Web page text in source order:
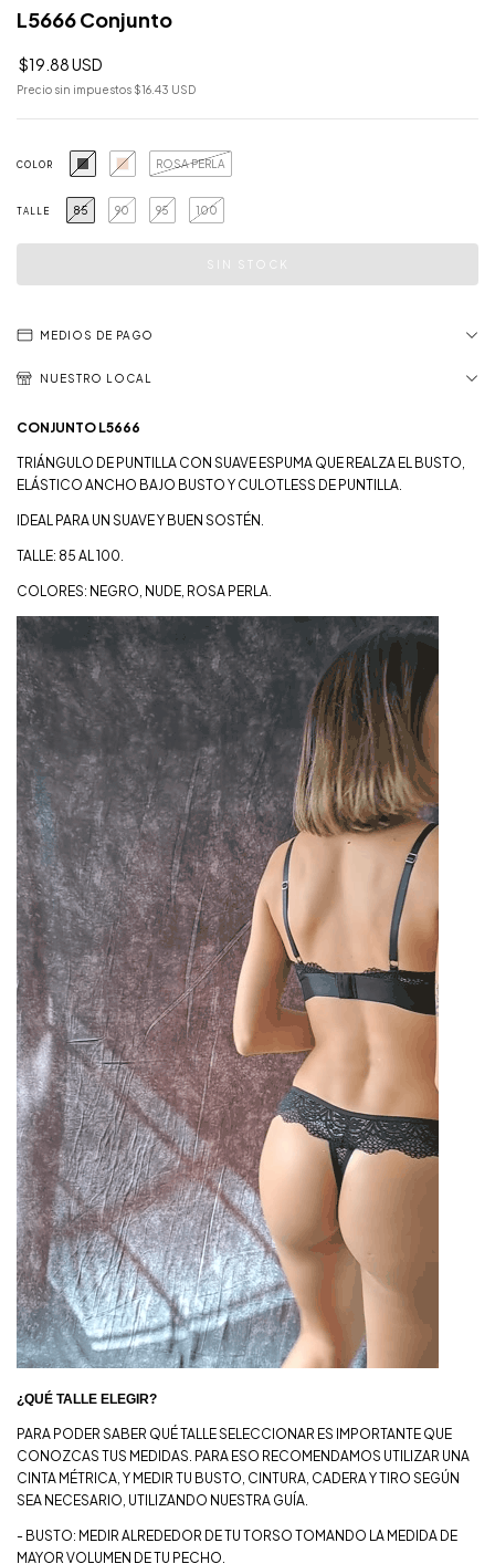
L5666 Conjunto
$19.88 USD
Precio sin impuestos $16.43 USD
COLOR ROSA PERLA
TALLE 85 90 95 100
MEDIOS DE PAGO
NUESTRO LOCAL
CONJUNTO L5666
TRIÁNGULO DE PUNTILLA CON SUAVE ESPUMA QUE REALZA EL BUSTO,
ELÁSTICO ANCHO BAJO BUSTO Y CULOTLESS DE PUNTILLA.
IDEAL PARA UN SUAVE Y BUEN SOSTÉN.
TALLE: 85 AL 100.
COLORES: NEGRO, NUDE, ROSA PERLA.
¿QUÉ TALLE ELEGIR?
PARA PODER SABER QUÉ TALLE SELECCIONAR ES IMPORTANTE QUE
CONOZCAS TUS MEDIDAS. PARA ESO RECOMENDAMOS UTILIZAR UNA
CINTA MÉTRICA, Y MEDIR TU BUSTO, CINTURA, CADERA Y TIRO SEGÚN
SEA NECESARIO, UTILIZANDO NUESTRA GUÍA.
- BUSTO: MEDIR ALREDEDOR DE TU TORSO TOMANDO LA MEDIDA DE
MAYOR VOLUMEN DE TU PECHO.